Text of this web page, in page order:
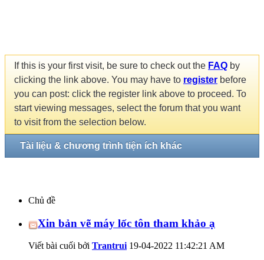
If this is your first visit, be sure to check out the FAQ by
clicking the link above. You may have to register before
you can post: click the register link above to proceed. To
start viewing messages, select the forum that you want
to visit from the selection below.
Tài liệu & chương trình tiện ích khác
Chủ đề
Xin bản vẽ máy lốc tôn tham khảo ạ
Viết bài cuối bởi Trantrui 19-04-2022 11:42:21 AM